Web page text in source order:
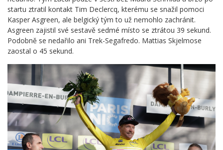
startu ztratil kontakt Tim Declercq, kterému se snažil pomoci
Kasper Asgreen, ale belgický tým to už nemohlo zachránit.
Asgreen zajistil své sestavě sedmé místo se ztrátou 39 sekund.
Podobně se nedařilo ani Trek-Segafredo. Mattias Skjelmose
zaostal o 45 sekund.